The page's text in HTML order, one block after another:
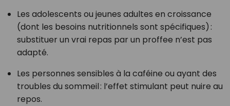
Les adolescents ou jeunes adultes en croissance
(dont les besoins nutritionnels sont spécifiques) :
substituer un vrai repas par un proffee n’est pas
adapté.
Les personnes sensibles à la caféine ou ayant des
troubles du sommeil : l’effet stimulant peut nuire au
repos.